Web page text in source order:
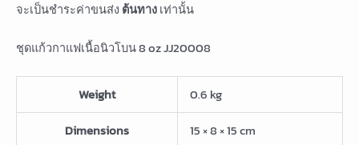
จะเป็นชำระค่าขนส่ง ต้นทางเท่านั้น
ชุดแก้วกาแฟเนื้อนิวโบน 8 oz JJ20008
Weight 0.6 kg
Dimensions 15 × 8 × 15 cm